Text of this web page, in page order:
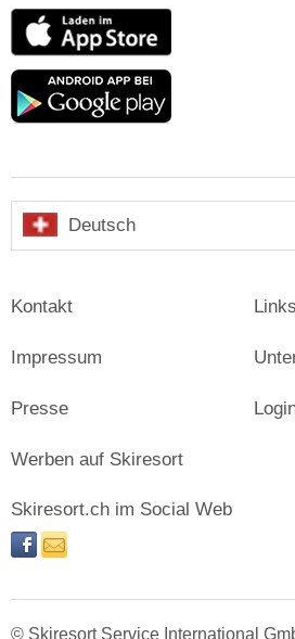
App
Store
Google
Deutsch
Kontakt
Impressum
Presse
Links
Werben auf Skiresort
Skiresort.ch im Social Web
facebooknewsletter
© Skiresort Service International